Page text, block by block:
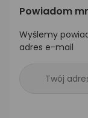
Powiadom
Wyślemy
adres e-mail